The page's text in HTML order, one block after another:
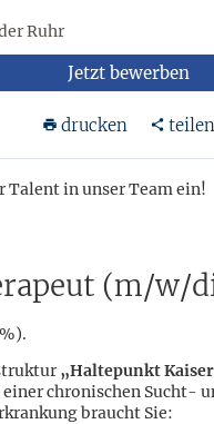
Ruhr
Jetzt bewerben
drucken teilen
Talent in unser Team ein!
(m/w/
„Haltepunkt
chronischen Sucht-
braucht Sie: